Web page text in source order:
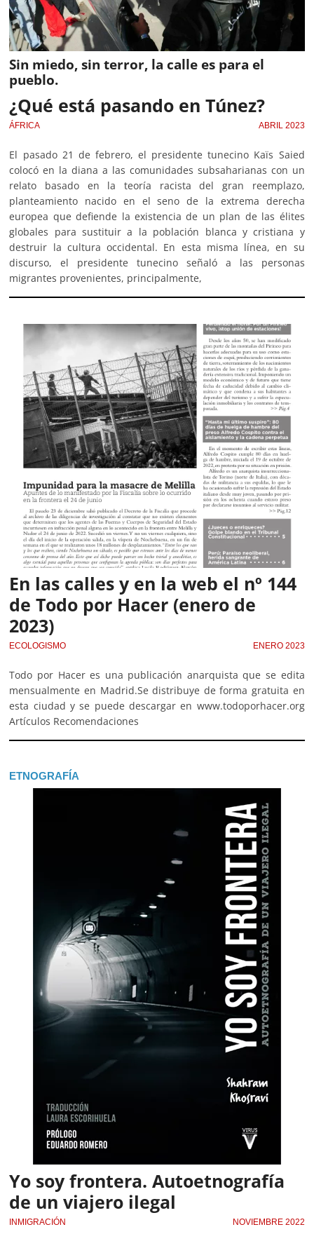
Sin miedo, sin terror, la calle es para el
pueblo.
¿Qué está pasando en Túnez?
ÁFRICA ABRIL 2023
El pasado 21 de febrero, el presidente tunecino Kaïs Saied
colocó en la diana a las comunidades subsaharianas con un
relato basado en la teoría racista del gran reemplazo,
planteamiento nacido en el seno de la extrema derecha
europea que defiende la existencia de un plan de las élites
globales para sustituir a la población blanca y cristiana y
destruir la cultura occidental. En esta misma línea, en su
discurso, el presidente tunecino señaló a las personas
migrantes provenientes, principalmente,
En las calles y en la web el nº 144
de Todo por Hacer (enero de
2023)
ECOLOGISMO ENERO 2023
Todo por Hacer es una publicación anarquista que se edita
mensualmente en Madrid.Se distribuye de forma gratuita en
esta ciudad y se puede descargar en www.todoporhacer.org
Artículos Recomendaciones
ETNOGRAFÍA
Yo soy frontera. Autoetnografía
de un viajero ilegal
INMIGRACIÓN NOVIEMBRE 2022